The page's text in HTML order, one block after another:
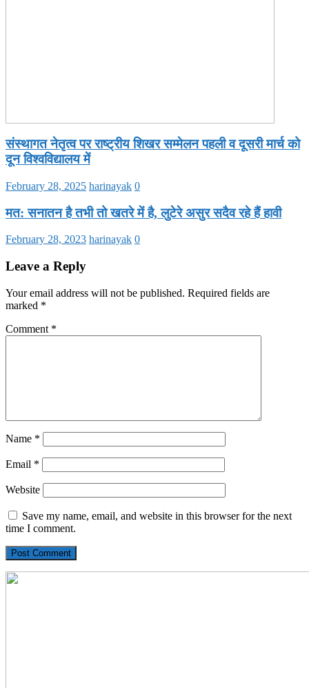
संस्थागत नेतृत्व पर राष्ट्रीय शिखर सम्मेलन पहली व दूसरी मार्च को
दून विश्वविद्यालय में
February 28, 2025 harinayak 0
मत: सनातन है तभी तो खतरे में है, लुटेरे असुर सदैव रहे हैं हावी
February 28, 2023 harinayak 0
Leave a Reply
Your email address will not be published. Required fields are
marked *
Comment *
Name *
Email *
Website
Save my name, email, and website in this browser for the next
time I comment.